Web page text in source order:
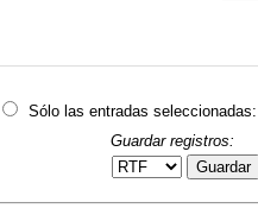
Sólo las entradas seleccionadas:
Guardar registros:
Guardar